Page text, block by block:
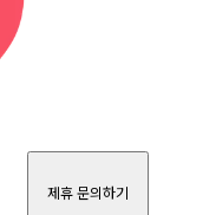
제휴 문의하기